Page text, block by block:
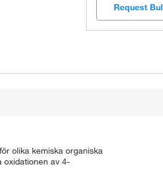
Request
olika kemiska organiska
oxidationen av 4-